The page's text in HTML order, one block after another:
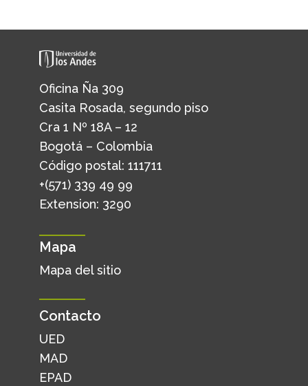
Oficina Ña 309
Casita Rosada, segundo piso
Cra 1 Nº 18A – 12
Bogotá – Colombia
Código postal: 111711
+(571) 339 49 99
Extension: 3290
Mapa
Mapa del sitio
Contacto
UED
MAD
EPAD